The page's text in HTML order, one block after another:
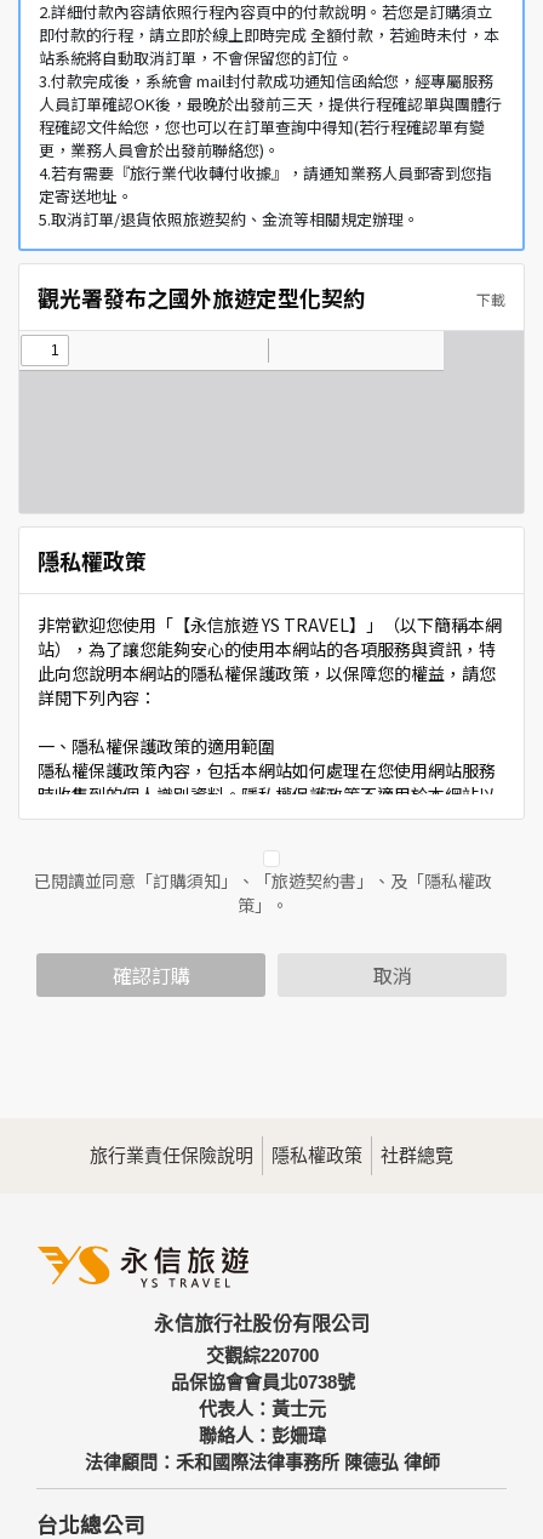
2.詳細付款內容請依照行程內容頁中的付款說明。若您是訂購須立
即付款的行程，請立即於線上即時完成 全額付款，若逾時未付，本
站系統將自動取消訂單，不會保留您的訂位。
3.付款完成後，系統會 mail封付款成功通知信函給您，經專屬服務
人員訂單確認OK後，最晚於出發前三天，提供行程確認單與團體行
程確認文件給您，您也可以在訂單查詢中得知(若行程確認單有變
更，業務人員會於出發前聯絡您)。
4.若有需要『旅行業代收轉付收據』，請通知業務人員郵寄到您指
定寄送地址。
5.取消訂單/退貨依照旅遊契約、金流等相關規定辦理。
觀光署發布之國外旅遊定型化契約 下載
隱私權政策
非常歡迎您使用「【永信旅遊 YS TRAVEL】」（以下簡稱本網
站），為了讓您能夠安心的使用本網站的各項服務與資訊，特
此向您說明本網站的隱私權保護政策，以保障您的權益，請您
詳閱下列內容：
一、隱私權保護政策的適用範圍
隱私權保護政策內容，包括本網站如何處理在您使用網站服務
時收集到的個人識別資料。隱私權保護政策不適用於本網站以
外的相關連結網站，也不適用於非本網站所委託或參與管理的
二、個人資料的蒐集、處理及利用方式
當您造訪本網站或使用本網站所提供之功能服務時，我們將視
範圍內處理及利用您的個人資料；非經您書面同意，本網站不
會將個人資料用於其他用途。
為提供精確的服務，我們會將收集的問卷調查內容進行統計與
分析，分析結果之統計數據或說明文字呈現，除供內部研究
三、資料之保護
備及必要的安全防護措施，加以保護網站及您的個人資料採用
嚴格的保護措施，只由經過授權的人員才能接觸您的個人資
料，相關處理人員皆簽有保密合約，如有違反保密義務者，將
會受到相關的法律處分。
如因業務需要有必要委託其他單位提供服務時，本網站亦會嚴
格要求其遵守保密義務，並且採取必要檢查程序以確定其將確
實遵守。
四、網站對外的相關連結
已閱讀並同意「訂購須知」、「旅遊契約書」、及「隱私權政
策」。
確認訂購 取消
旅行業責任保險說明 隱私權政策 社群總覽
永信旅行社股份有限公司
交觀綜220700
品保協會會員北0738號
代表人：黃士元
聯絡人：彭姍瑋
法律顧問：禾和國際法律事務所 陳德弘 律師
台北總公司